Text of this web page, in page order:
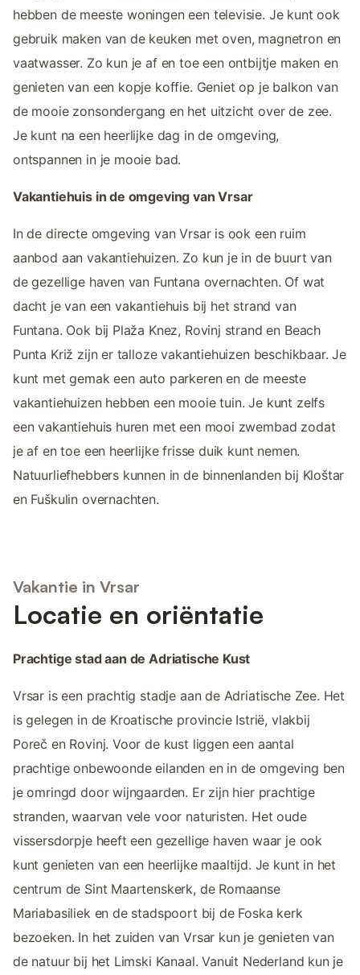
hebben de meeste woningen een televisie. Je kunt ook
gebruik maken van de keuken met oven, magnetron en
vaatwasser. Zo kun je af en toe een ontbijtje maken en
genieten van een kopje koffie. Geniet op je balkon van
de mooie zonsondergang en het uitzicht over de zee.
Je kunt na een heerlijke dag in de omgeving,
ontspannen in je mooie bad.
Vakantiehuis in de omgeving van Vrsar
In de directe omgeving van Vrsar is ook een ruim
aanbod aan vakantiehuizen. Zo kun je in de buurt van
de gezellige haven van Funtana overnachten. Of wat
dacht je van een vakantiehuis bij het strand van
Funtana. Ook bij Plaža Knez, Rovinj strand en Beach
Punta Križ zijn er talloze vakantiehuizen beschikbaar. Je
kunt met gemak een auto parkeren en de meeste
vakantiehuizen hebben een mooie tuin. Je kunt zelfs
een vakantiehuis huren met een mooi zwembad zodat
je af en toe een heerlijke frisse duik kunt nemen.
Natuurliefhebbers kunnen in de binnenlanden bij Kloštar
en Fuškulin overnachten.
Vakantie in Vrsar
Locatie en oriëntatie
Prachtige stad aan de Adriatische Kust
Vrsar is een prachtig stadje aan de Adriatische Zee. Het
is gelegen in de Kroatische provincie Istrië, vlakbij
Poreč en Rovinj. Voor de kust liggen een aantal
prachtige onbewoonde eilanden en in de omgeving ben
je omringd door wijngaarden. Er zijn hier prachtige
stranden, waarvan vele voor naturisten. Het oude
vissersdorpje heeft een gezellige haven waar je ook
kunt genieten van een heerlijke maaltijd. Je kunt in het
centrum de Sint Maartenskerk, de Romaanse
Mariabasiliek en de stadspoort bij de Foska kerk
bezoeken. In het zuiden van Vrsar kun je genieten van
de natuur bij het Limski Kanaal. Vanuit Nederland kun je